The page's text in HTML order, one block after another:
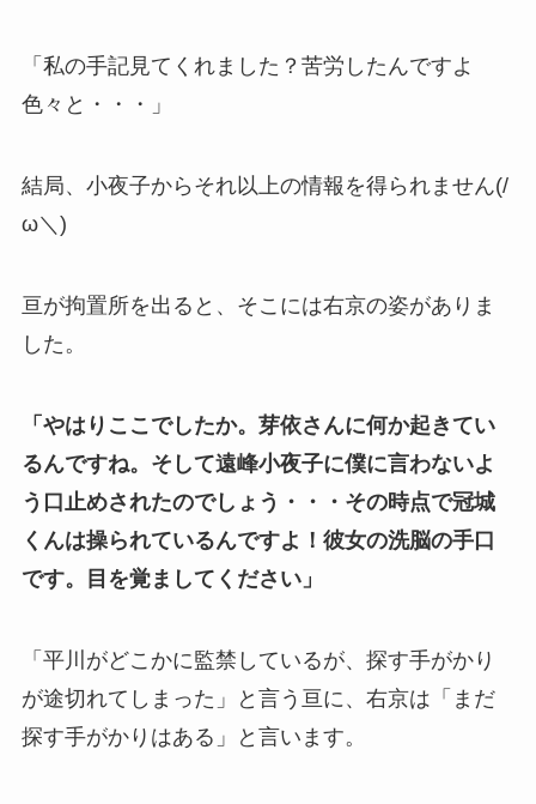
「私の手記見てくれました？苦労したんですよ
色々と・・・」
結局、小夜子からそれ以上の情報を得られません(/
ω＼)
亘が拘置所を出ると、そこには右京の姿がありま
した。
「やはりここでしたか。芽依さんに何か起きてい
るんですね。そして遠峰小夜子に僕に言わないよ
う口止めされたのでしょう・・・その時点で冠城
くんは操られているんですよ！彼女の洗脳の手口
です。目を覚ましてください」
「平川がどこかに監禁しているが、探す手がかり
が途切れてしまった」と言う亘に、右京は「まだ
探す手がかりはある」と言います。